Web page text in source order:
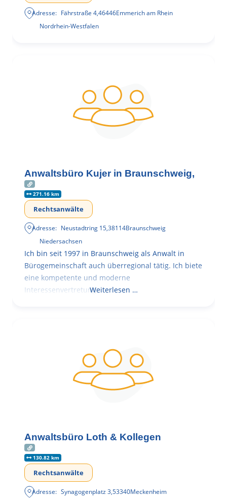
Adresse: Fährstraße 4,46446Emmerich am Rhein
Nordrhein-Westfalen
Anwaltsbüro Kujer in Braunschweig,
271.16 km
Rechtsanwälte
Adresse: Neustadtring 15,38114Braunschweig
Niedersachsen
Ich bin seit 1997 in Braunschweig als Anwalt in
Bürogemeinschaft auch überregional tätig. Ich biete
eine kompetente und moderne
Interessenvertretung,Weiterlesen …
Anwaltsbüro Loth & Kollegen
130.82 km
Rechtsanwälte
Adresse: Synagogenplatz 3,53340Meckenheim